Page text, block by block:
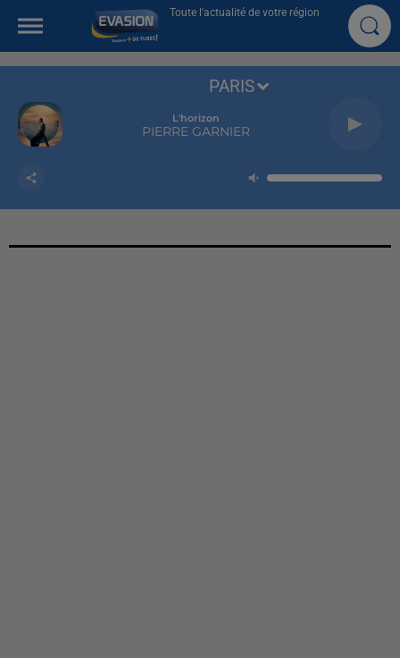
Toute l'actualité de votre région
L'horizon
PIERRE GARNIER
PARIS